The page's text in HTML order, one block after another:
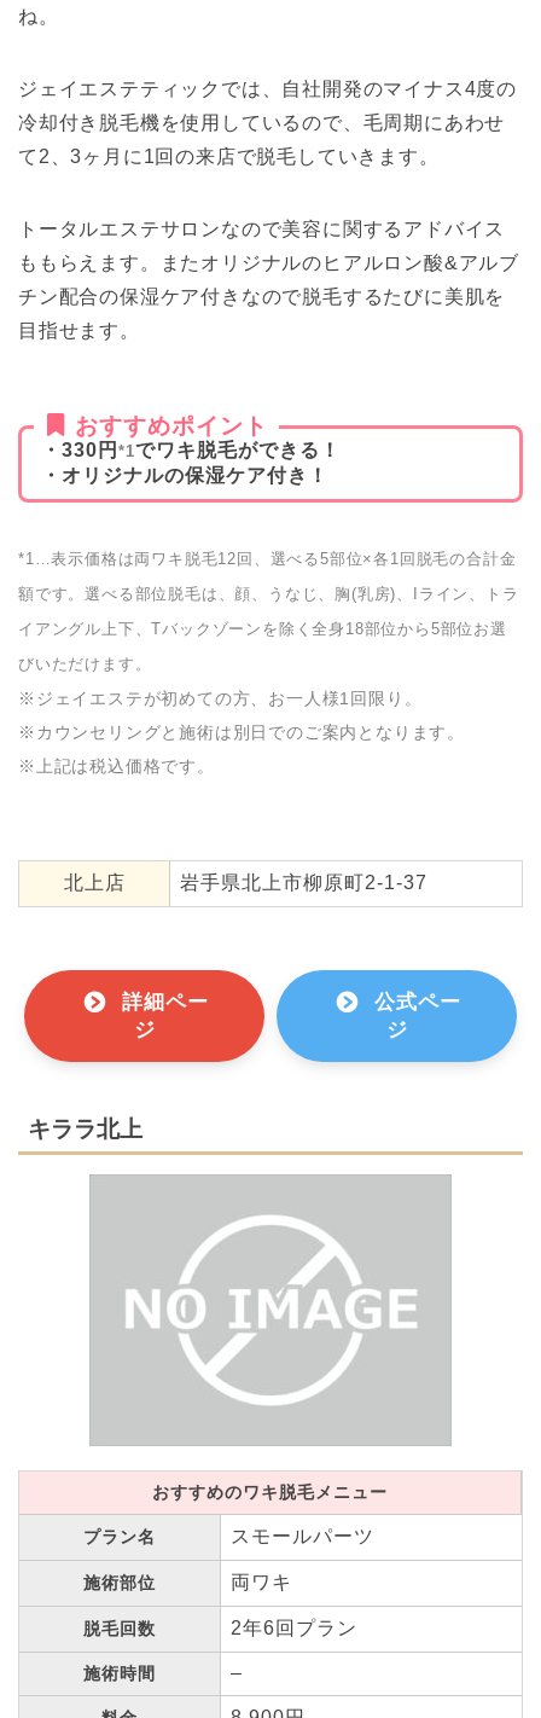
ね。
ジェイエステティックでは、自社開発のマイナス4度の
冷却付き脱毛機を使用しているので、毛周期にあわせ
て2、3ヶ月に1回の来店で脱毛していきます。
トータルエステサロンなので美容に関するアドバイス
ももらえます。またオリジナルのヒアルロン酸&アルブ
チン配合の保湿ケア付きなので脱毛するたびに美肌を
目指せます。
おすすめポイント
・330円 *1でワキ脱毛ができる！
・オリジナルの保湿ケア付き！
*1…表示価格は両ワキ脱毛12回、選べる5部位×各1回脱毛の合計金
額です。選べる部位脱毛は、顔、うなじ、胸(乳房)、Iライン、トラ
イアングル上下、Tバックゾーンを除く全身18部位から5部位お選
びいただけます。
※ジェイエステが初めての方、お一人様1回限り。
※カウンセリングと施術は別日でのご案内となります。
※上記は税込価格です。
北上店 岩手県北上市柳原町2-1-37
詳細ペー
ジ
公式ペー
ジ
キララ北上
おすすめのワキ脱毛メニュー
プラン名 スモールパーツ
施術部位 両ワキ
脱毛回数 2年6回プラン
施術時間 –